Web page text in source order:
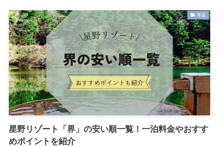
青森
星野リゾート「界」の安い順一覧！一泊料金やおすす
めポイントを紹介